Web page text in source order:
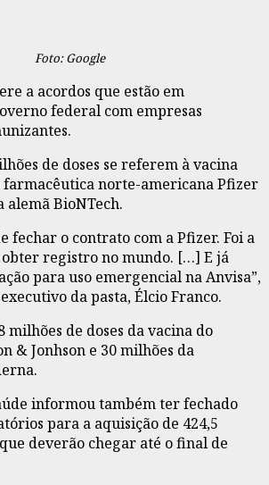
Foto: Google
a acordos que estão em
federal com empresas
de doses se referem à vacina
farmacêutica norte-americana Pfizer
alemã BioNTech.
fechar o contrato com a Pfizer. Foi a
registro no mundo. […] E já
para uso emergencial na Anvisa”,
da pasta, Élcio Franco.
milhões de doses da vacina do
& Jonhson e 30 milhões da
informou também ter fechado
para a aquisição de 424,5
deverão chegar até o final de